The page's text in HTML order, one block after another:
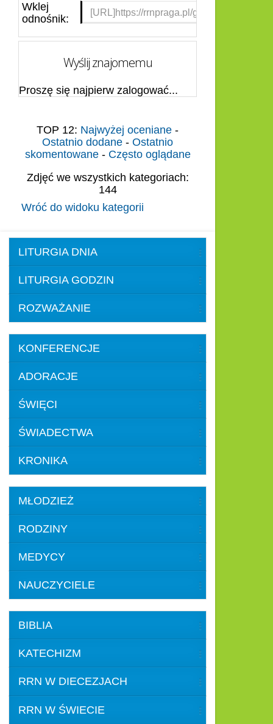
Wklej
odnośnik:
Wyślij znajomemu
Proszę się najpierw zalogować...
TOP 12: Najwyżej oceniane -
Ostatnio dodane - Ostatnio
skomentowane- Często oglądane
Zdjęć we wszystkich kategoriach:
144
Wróć do widoku kategorii
LITURGIA DNIA
LITURGIA GODZIN
ROZWAŻANIE
KONFERENCJE
ADORACJE
ŚWIĘCI
ŚWIADECTWA
KRONIKA
MŁODZIEŻ
RODZINY
MEDYCY
NAUCZYCIELE
BIBLIA
KATECHIZM
RRN W DIECEZJACH
RRN W ŚWIECIE